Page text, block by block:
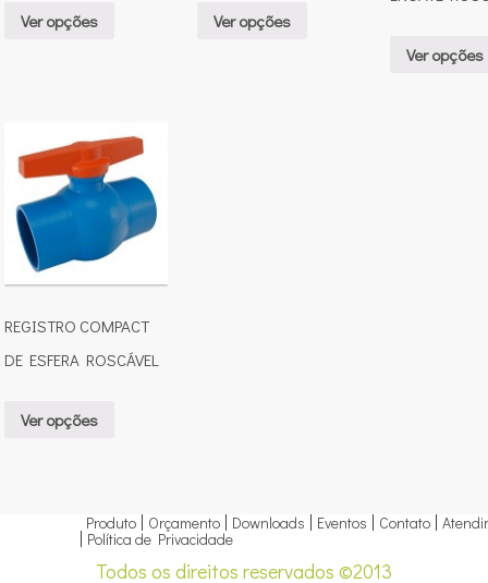
Ver opções Ver opções
Ver opções
REGISTRO COMPACT
DE ESFERA ROSCÁVEL
Ver opções
Produto Orçamento Downloads Eventos Contato
Política de Privacidade
Todos os direitos reservados ©2013